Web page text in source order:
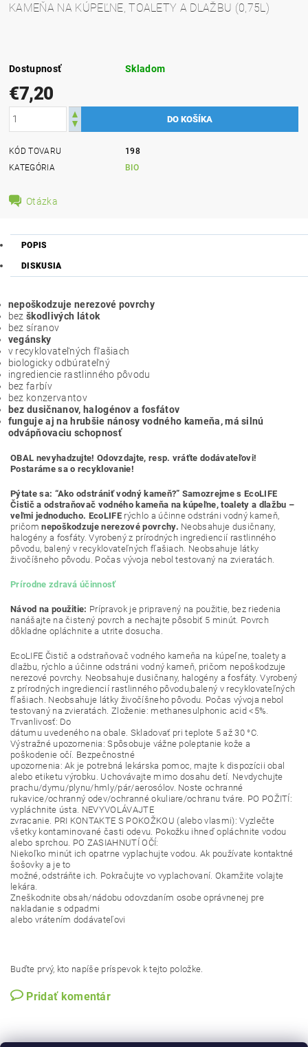
KAMEŇA NA KÚPEĽNE, TOALETY A DLAŽBU (0,75L)
Dostupnosť Skladom
€7,20
KÓD TOVARU
198
KATEGÓRIA
BIO
Otázka
POPIS
DISKUSIA
nepoškodzuje nerezové povrchy
bezškodlivých látok
bez síranov
vegánsky
v recyklovateľných fľašiach
biologicky odbúrateľný
ingrediencie rastlinného pôvodu
bez farbív
bez konzervantov
bez dusičnanov, halogénov a fosfátov
funguje aj na hrubšie nánosy vodného kameňa, má silnú
odvápňovaciu schopnosť
OBAL nevyhadzujte! Odovzdajte, resp. vráťte dodávateľovi!
Postaráme sa o recyklovanie!
Pýtate sa: “Ako odstrániť vodný kameň?” Samozrejme s EcoLIFE
Čistič a odstraňovač vodného kameňa na kúpeľne, toalety a dlažbu –
veľmi jednoducho. EcoLIFE rýchlo a účinne odstráni vodný kameň,
pričomnepoškodzuje nerezové povrchy. Neobsahuje dusičnany,
halogény a fosfáty. Vyrobený z prírodných ingrediencií rastlinného
pôvodu, balený v recyklovateľných fľašiach. Neobsahuje látky
živočíšneho pôvodu. Počas vývoja nebol testovaný na zvieratách.
Prírodne zdravá účinnosť
Návod na použitie: Prípravok je pripravený na použitie, bez riedenia
nanášajte na čistený povrch a nechajte pôsobiť 5 minút. Povrch
dôkladne opláchnite a utrite dosucha.
EcoLIFE Čistič a odstraňovač vodného kameňa na kúpeľne, toalety a
dlažbu, rýchlo a účinne odstráni vodný kameň, pričom nepoškodzuje
nerezové povrchy. Neobsahujedusičnany, halogény a fosfáty. Vyrobený
z prírodných ingrediencií rastlinného pôvodu,balený v recyklovateľných
fľašiach. Neobsahuje látky živočíšneho pôvodu. Počas vývoja nebol
testovaný na zvieratách. Zloženie: methanesulphonic acid <5%.
Trvanlivosť: Do
dátumu uvedeného na obale. Skladovať pri teplote 5 až 30 °C.
Výstražné upozornenia: Spôsobuje vážne poleptanie kože a
poškodenie očí. Bezpečnostné
upozornenia: Ak je potrebná lekárska pomoc, majte k dispozícii obal
alebo etiketuvýrobku. Uchovávajte mimo dosahu detí. Nevdychujte
prachu/dymu/plynu/hmly/pár/aerosólov. Noste ochranné
rukavice/ochranný odev/ochranné okuliare/ochranu tváre. PO POŽITÍ:
vypláchnite ústa. NEVYVOLÁVAJTE
zvracanie. PRI KONTAKTE S POKOŽKOU (alebo vlasmi): Vyzlečte
všetky kontaminované časti odevu. Pokožku ihneď opláchnite vodou
alebo sprchou. PO ZASIAHNUTÍ OČÍ:
Niekoľko minút ich opatrne vyplachujte vodou. Ak používate kontaktné
šošovky a je to
možné, odstráňte ich. Pokračujte vo vyplachovaní. Okamžite volajte
lekára.
Zneškodnite obsah/nádobu odovzdaním osobe oprávnenej pre
nakladanie s odpadmi
alebo vrátením dodávateľovi
Buďte prvý, kto napíše príspevok k tejto položke.
Pridať komentár